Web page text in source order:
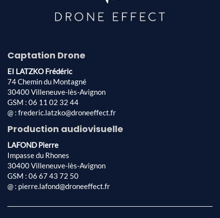
Captation Drone
EI LATZKO Frédéric
74 Chemin du Montagné
30400 Villeneuve-lès-Avignon
GSM : 06 11 02 32 44
@ : frederic.latzko@droneeffect.fr
Production audiovisuelle
LAFOND Pierre
Impasse du Rhones
30400 Villeneuve-lès-Avignon
GSM : 06 67 43 72 50
@ : pierre.lafond@droneeffect.fr